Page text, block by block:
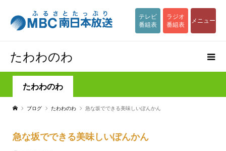
テレビ
番組表
ラジオ
番組表
メニュー
たわわのわ
たわわのわ
ブログ たわわのわ 急な坂でできる美味しいぽんかん
急な坂でできる美味しいぽんかん